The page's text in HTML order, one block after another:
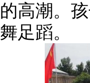
的高潮。
舞足蹈。